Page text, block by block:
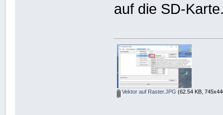
auf die SD-
Vektor auf Raster.JPG (62.54 KB,